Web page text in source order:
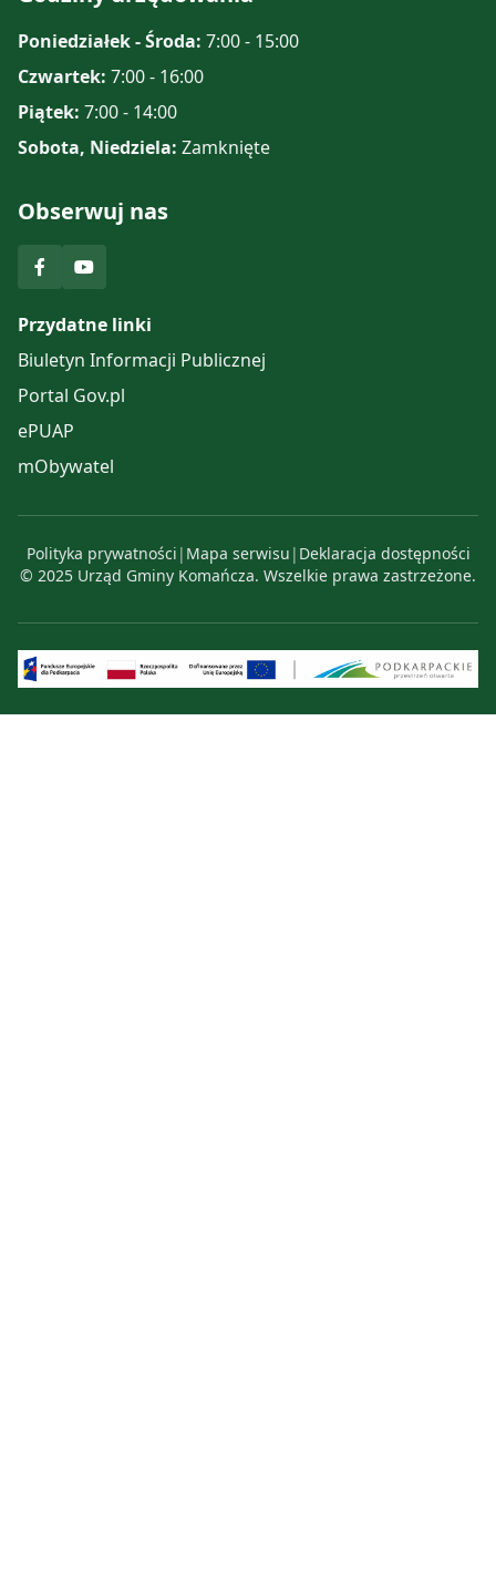
Poniedziałek - Środa: 7:00 - 15:00
Czwartek: 7:00 - 16:00
Piątek: 7:00 - 14:00
Sobota, Niedziela: Zamknięte
Obserwuj nas
Przydatne linki
Biuletyn Informacji Publicznej
Portal Gov.pl
ePUAP
mObywatel
Polityka prywatności | Mapa serwisu | Deklaracja dostępności
© 2025 Urząd Gminy Komańcza. Wszelkie prawa zastrzeżone.